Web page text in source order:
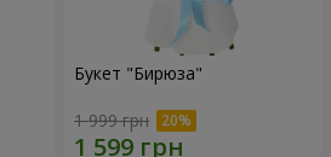
Букет "Бирюза"
1 999 грн